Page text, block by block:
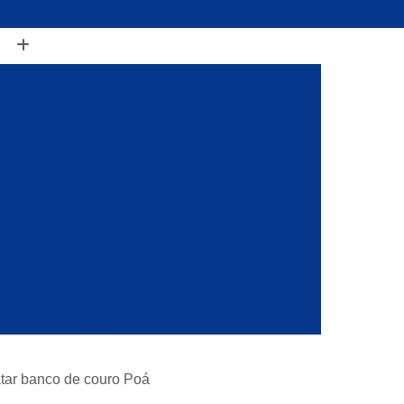
Base de água para Sofá
banco de couro Poá